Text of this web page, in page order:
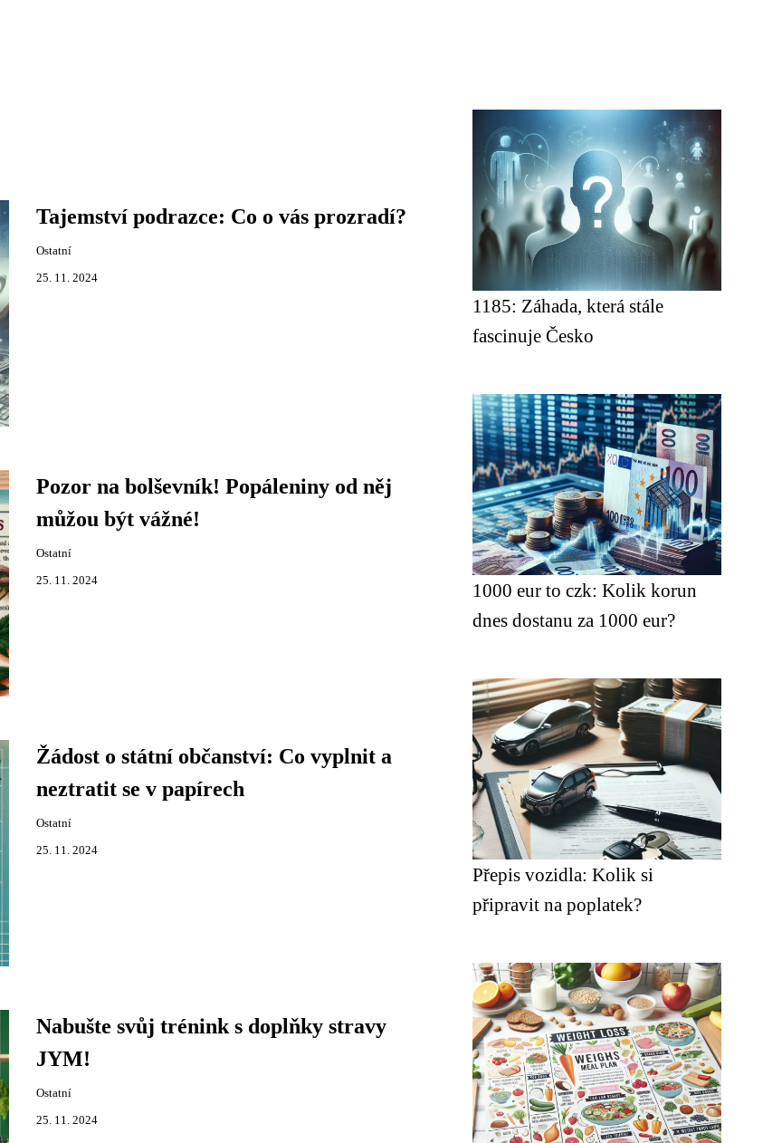
Tajemství podrazce: Co o vás prozradí?
Ostatní
25. 11. 2024
Pozor na bolševník! Popáleniny od něj
můžou být vážné!
Ostatní
25. 11. 2024
Žádost o státní občanství: Co vyplnit a
neztratit se v papírech
Ostatní
25. 11. 2024
Nabušte svůj trénink s doplňky stravy
JYM!
Ostatní
25. 11. 2024
1185: Záhada, která stále
fascinuje Česko
1000 eur to czk: Kolik korun
dnes dostanu za 1000 eur?
Přepis vozidla: Kolik si
připravit na poplatek?